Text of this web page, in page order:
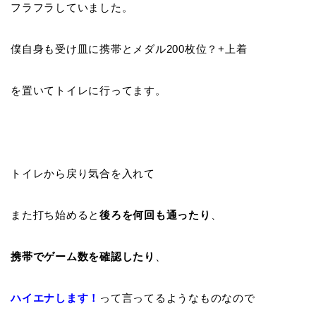
フラフラしていました。
僕自身も受け皿に携帯とメダル200枚位？+上着
を置いてトイレに行ってます。
トイレから戻り気合を入れて
また打ち始めると後ろを何回も通ったり
携帯でゲーム数を確認したり
ハイエナします！ って言ってるようなものなので